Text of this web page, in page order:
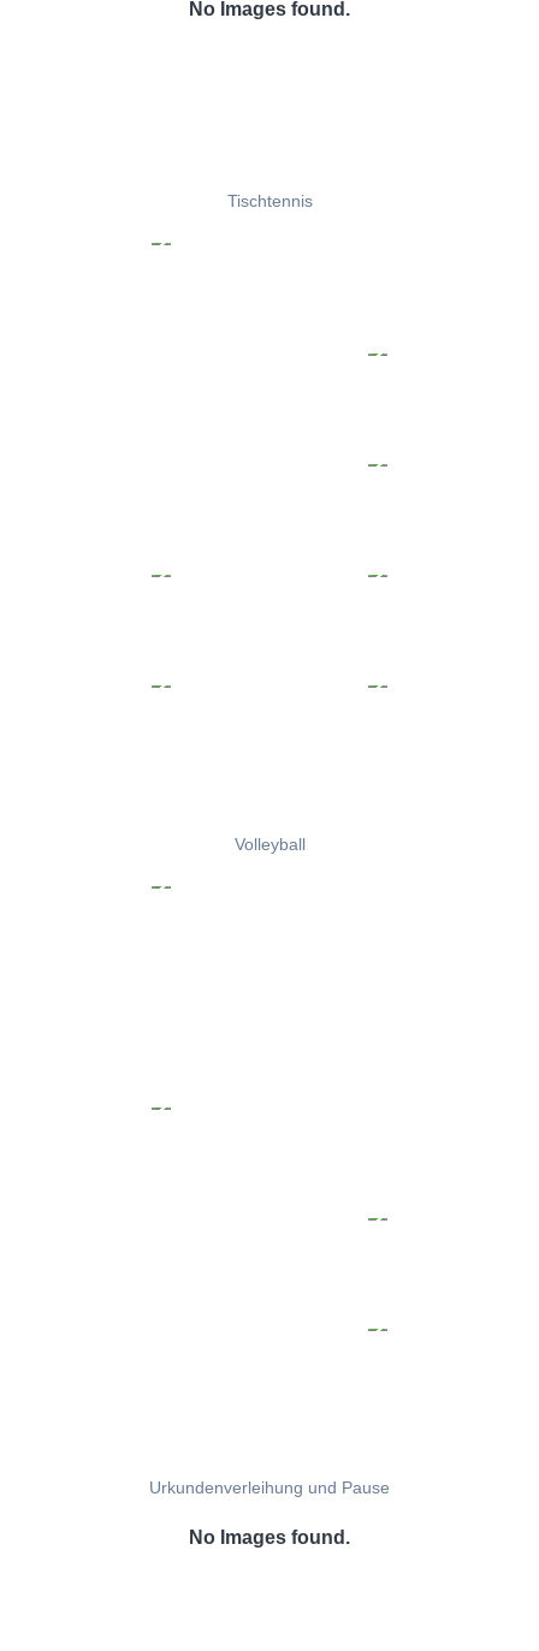
No Images found.
Tischtennis
Volleyball
Urkundenverleihung und Pause
No Images found.